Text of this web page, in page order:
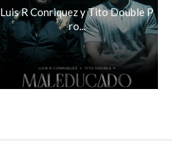
Luis R Conriquez y Tito Double P
ro...